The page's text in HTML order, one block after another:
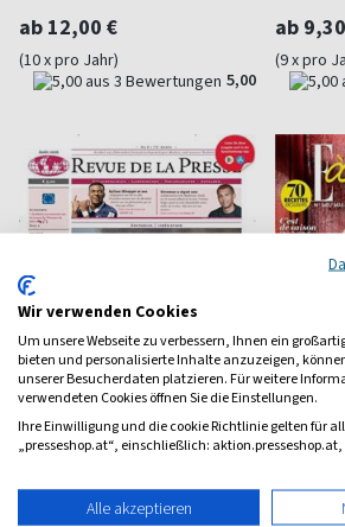
ab 12,00 €
(10 x pro Jahr)
5,00
ab
(9 x pro
Sprachzeitung Französisch
Wir verwenden Cookies
Um unsere Webseite zu verbessern, Ihnen ein
bieten und personalisierte Inhalte anzuzeigen,
unserer Besucherdaten platzieren. Für weitere
verwendeten Cookies öffnen Sie die Einstellungen.
Ihre Einwilligung und die cookie Richtlinie gelten für
„presseshop.at“, einschließlich:
Alle akzeptieren